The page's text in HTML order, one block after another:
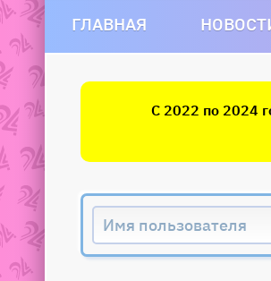
ГЛАВНАЯ
С 2022 по 2024